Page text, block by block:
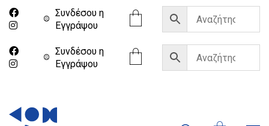
Συνδέσου η
Eγγράψου
Συνδέσου η
Eγγράψου